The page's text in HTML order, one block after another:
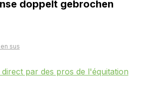
étoilesdoppelt gebrochen
sus
direct par des pros de l'équitation